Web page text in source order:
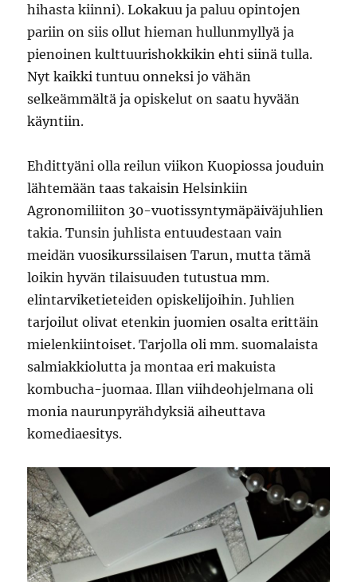
hihasta kiinni). Lokakuu ja paluu opintojen
pariin on siis ollut hieman hullunmyllyä ja
pienoinen kulttuurishokkikin ehti siinä tulla.
Nyt kaikki tuntuu onneksi jo vähän
selkeämmältä ja opiskelut on saatu hyvään
käyntiin.
Ehdittyäni olla reilun viikon Kuopiossa jouduin
lähtemään taas takaisin Helsinkiin
Agronomiliiton 30-vuotissyntymäpäiväjuhlien
takia. Tunsin juhlista entuudestaan vain
meidän vuosikurssilaisen Tarun, mutta tämä
loikin hyvän tilaisuuden tutustua mm.
elintarviketieteiden opiskelijoihin. Juhlien
tarjoilut olivat etenkin juomien osalta erittäin
mielenkiintoiset. Tarjolla oli mm. suomalaista
salmiakkiolutta ja montaa eri makuista
kombucha-juomaa. Illan viihdeohjelmana oli
monia naurunpyrähdyksiä aiheuttava
komediaesitys.